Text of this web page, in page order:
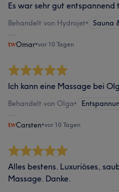
Es war sehr gut entspannend
Behandelt von Hydrojet• Sauna
Omar•vor 10 Tagen
Ich kann eine Massage bei
Behandelt von Olga•
Carsten•vor 10 Tagen
Alles bestens. Luxuriöses,
Massage. Danke.